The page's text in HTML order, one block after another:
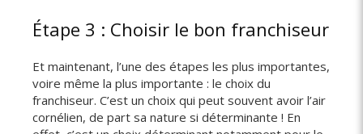
Étape 3 : Choisir le bon franchiseur
Et maintenant, l’une des étapes les plus importantes,
voire même la plus importante : le choix du
franchiseur. C’est un choix qui peut souvent avoir l’air
cornélien, de part sa nature si déterminante ! En